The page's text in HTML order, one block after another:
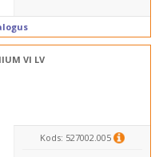
VI LV
Kods: 527002.005